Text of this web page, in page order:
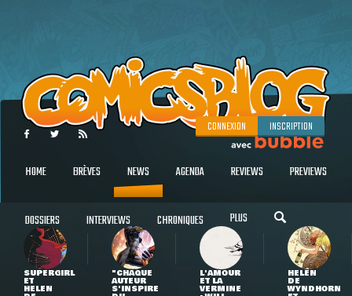
CONNEXION INSCRIPTION
HOME BRÈVES NEWS AGENDA REVIEWS PREVIEWS
DOSSIERS INTERVIEWS CHRONIQUES PLUS
SUPERGIRL
ET
HELEN
"CHAQUE
AUTEUR
S'INSPIRE
L'AMOUR
ET LA
VERMINE
HELEN
DE
WYNDHORN